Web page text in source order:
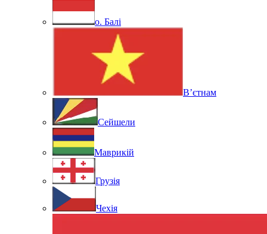
о. Балі
В’єтнам
Сейшели
Маврикій
Грузія
Чехія